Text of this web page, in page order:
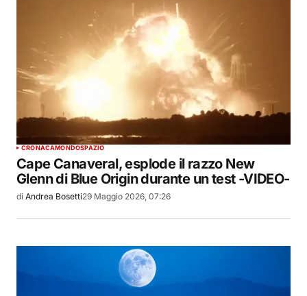
CRONACAMONDOSPAZIO
Cape Canaveral, esplode il razzo New
Glenn di Blue Origin durante un test -VIDEO-
di Andrea Bosetti29 Maggio 2026, 07:26